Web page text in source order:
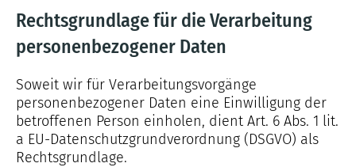
Rechtsgrundlage für die Verarbeitung
personenbezogener Daten
Soweit wir für Verarbeitungsvorgänge
personenbezogener Daten eine Einwilligung der
betroffenen Person einholen, dient Art. 6 Abs. 1 lit.
a EU-Datenschutzgrundverordnung (DSGVO) als
Rechtsgrundlage.